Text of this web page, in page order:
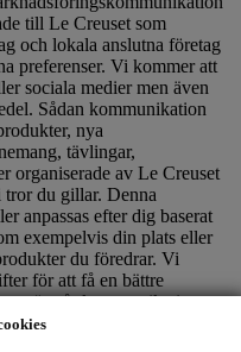
till Le Creuset som
och lokala anslutna företag
preferenser. Vi kommer att
sociala medier men även
Sådan kommunikation
nya
tävlingar,
organiserade av Le Creuset
tror du gillar. Denna
anpassas efter dig baserat
exempelvis din plats eller
du föredrar. Vi
för att få en bättre
gör vår kommunikation
intressant för dig. Det